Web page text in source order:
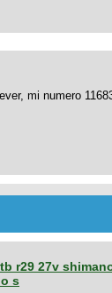
mi numero
r29 27v
s